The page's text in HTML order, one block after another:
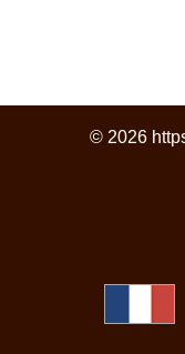
© 2026